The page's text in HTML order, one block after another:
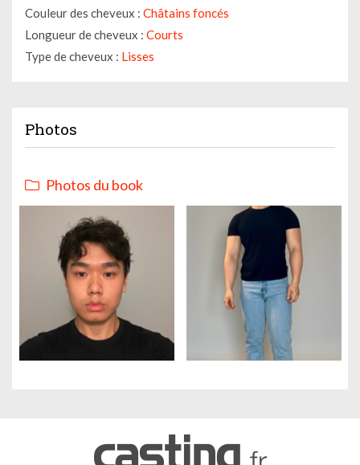
Couleur des cheveux : Châtains foncés
Longueur de cheveux : Courts
Type de cheveux : Lisses
Photos
Photos du book